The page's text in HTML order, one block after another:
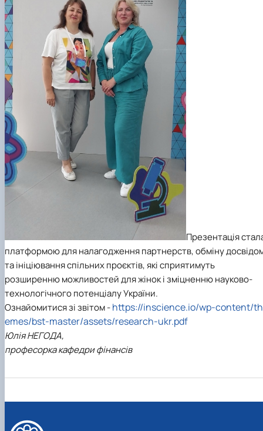
Презентація
платформою для налагодження партнерств, обміну
та ініціювання спільних проєктів, які сприятимуть
розширенню можливостей для жінок і зміцненню науково-
технологічного потенціалу України.
Ознайомитися зі звітом -https://inscience.io/wp-content/th
emes/bst-master/assets/research-ukr.pdf
Юлія НЕГОДА,
професорка кафедри фінансів